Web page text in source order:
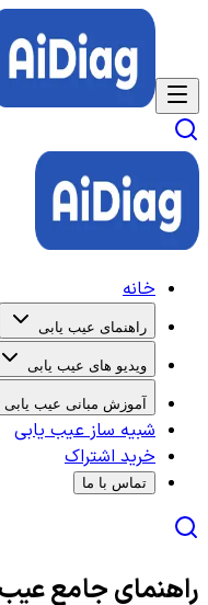
خانه
راهنمای عیب یابی
ویدیو های عیب یابی
آموزش مبانی عیب یابی
شبیه ساز عیب یابی
خرید اشتراک
تماس با ما